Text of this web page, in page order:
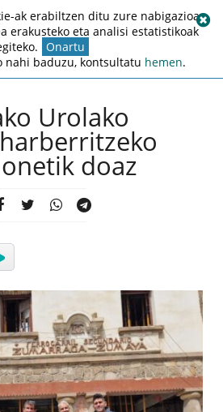
Urolako
doaz
ak erabiltzen ditu zure nabigazioa
erakusteko eta analisi estatistikoak
Onartu
nahi baduzu, kontsultatu hemen.